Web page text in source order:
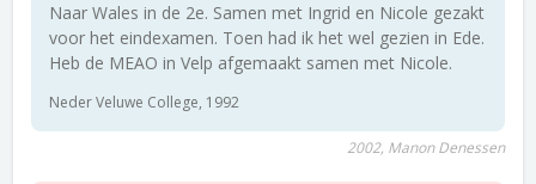
Naar Wales in de 2e. Samen met Ingrid en Nicole gezakt
voor het eindexamen. Toen had ik het wel gezien in Ede.
Heb de MEAO in Velp afgemaakt samen met Nicole.
Neder Veluwe College, 1992
2002, Manon Denessen